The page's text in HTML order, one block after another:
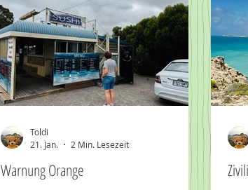
Warnung Orange
Toldi
21. Jan.
2 Min. Lesezeit